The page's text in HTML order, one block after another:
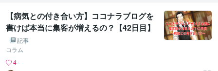
【病気との付き合い方】ココナラブログを
書けば本当に集客が増えるの？【42日目】
記事
コラム
4